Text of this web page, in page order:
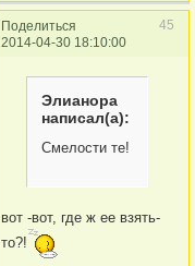
Поделиться
45
2014-04-30 18:10:00
Элианора
написал(а):
Смелости те!
вот -вот, где ж ее взять-
то?!